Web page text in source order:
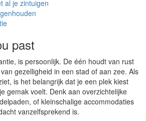
al je zintuigen
past
is persoonlijk. De één houdt van rust
gezelligheid in een stad of aan zee. Als
is het belangrijk dat je een plek kiest
gemak voelt. Denk aan overzichtelijke
of kleinschalige accommodaties
vanzelfsprekend is.